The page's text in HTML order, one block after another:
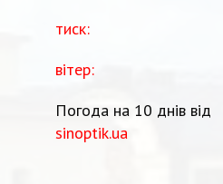
тиск:
вітер:
Погода на 10 днів від
sinoptik.ua